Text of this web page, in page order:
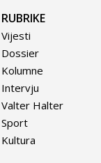
RUBRIKE
Vijesti
Dossier
Kolumne
Intervju
Valter Halter
Sport
Kultura